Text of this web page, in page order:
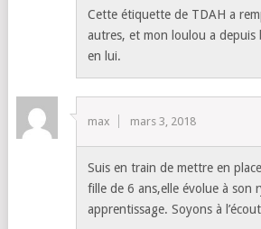
Cette étiquette de TDAH a
autres, et mon loulou a depuis
en lui.
max mars 3, 2018
Suis en train de mettre en
fille de 6 ans,elle évolue à son
apprentissage. Soyons à